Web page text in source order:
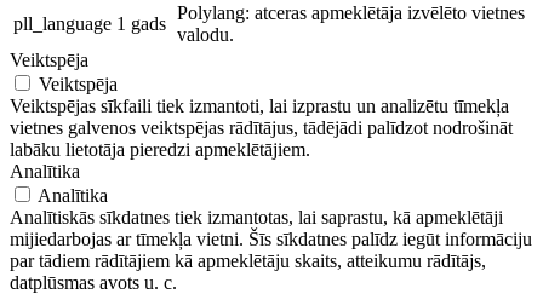
pll_language 1 gads
Polylang: atceras apmeklētāja izvēlēto vietnes
valodu.
Veiktspēja
Veiktspēja
Veiktspējas sīkfaili tiek izmantoti, lai izprastu un analizētu tīmekļa
vietnes galvenos veiktspējas rādītājus, tādējādi palīdzot nodrošināt
labāku lietotāja pieredzi apmeklētājiem.
Analītika
Analītika
Analītiskās sīkdatnes tiek izmantotas, lai saprastu, kā apmeklētāji
mijiedarbojas ar tīmekļa vietni. Šīs sīkdatnes palīdz iegūt informāciju
par tādiem rādītājiem kā apmeklētāju skaits, atteikumu rādītājs,
datplūsmas avots u. c.